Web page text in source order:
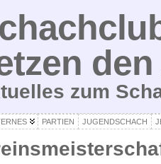
zum
PARTIEN JUGENDSCHACH